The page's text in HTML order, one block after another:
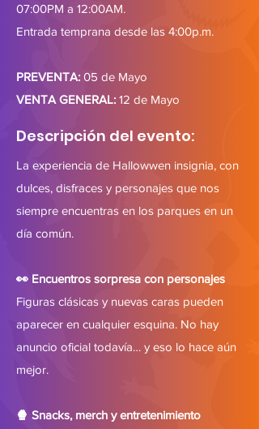
07:00PM a 12:00AM.
Entrada temprana desde las 4:00p.m.
PREVENTA: 05 de Mayo
VENTA GENERAL: 12 de Mayo
Descripción del evento:
La experiencia de Hallowwen insignia, con
dulces, disfraces y personajes que nos
siempre encuentras en los parques en un
día común.
👀 Encuentros sorpresa con personajes
Figuras clásicas y nuevas caras pueden
aparecer en cualquier esquina. No hay
anuncio oficial todavía… y eso lo hace aún
mejor.
🍿 Snacks, merch y entretenimiento